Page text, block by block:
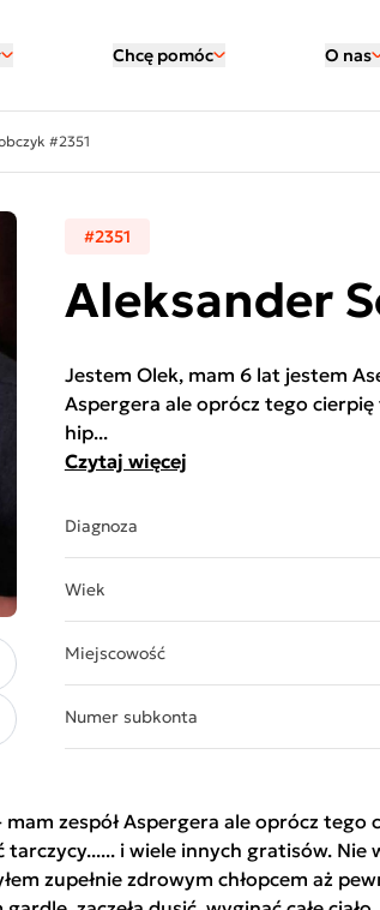
Chcę pomóc O nas
#2351
#2351
Aleksander
Jestem Olek, mam 6 lat jestem
Aspergera ale oprócz tego cierpię
hip...
Czytaj więcej
Diagnoza
Wiek
Miejscowość
Numer subkonta
zespół Aspergera ale oprócz tego
i wiele innych gratisów. Nie
zupełnie zdrowym chłopcem aż